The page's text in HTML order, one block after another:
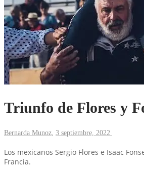
Triunfo de Flores y
Bernarda Munoz, 3 septiembre, 2022
Los mexicanos Sergio Flores e Isaac
Francia.